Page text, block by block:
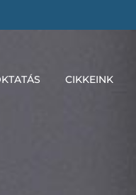
CIKKEINK